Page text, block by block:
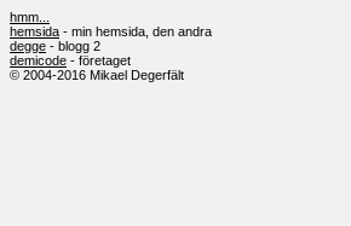
hmm...
hemsida - min hemsida, den andra
degge - blogg 2
demicode - företaget
© 2004-2016 Mikael Degerfält